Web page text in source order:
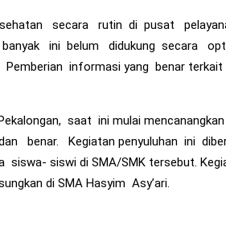
secara rutin di pusat
ini belum didukung secara
informasi yang benar
saat ini mulai mencanangkan
benar. Kegiatan penyuluhan ini
siswi di SMA/SMK tersebut.
di SMA Hasyim Asy’ari.